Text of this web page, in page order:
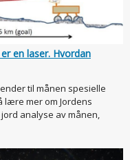
en laser. Hvordan
til månen spesielle
lære mer om Jordens
analyse av månen,